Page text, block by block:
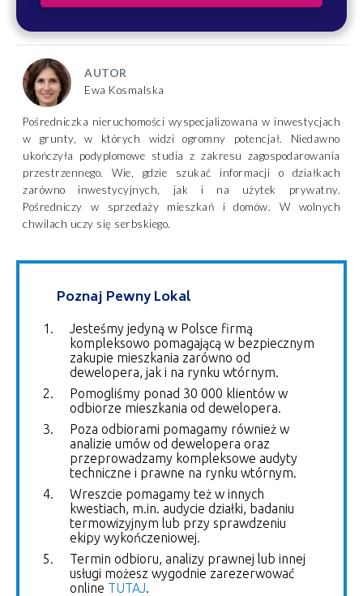
AUTOR
Ewa Kosmalska
Pośredniczka nieruchomości wyspecjalizowana w inwestycjach
w grunty, w których widzi ogromny potencjał. Niedawno
ukończyła podyplomowe studia z zakresu zagospodarowania
przestrzennego. Wie, gdzie szukać informacji o działkach
zarówno inwestycyjnych, jak i na użytek prywatny.
Pośredniczy w sprzedaży mieszkań i domów. W wolnych
chwilach uczy się serbskiego.
Poznaj Pewny Lokal
Jesteśmy jedyną w Polsce firmą
kompleksowo pomagającą w bezpiecznym
zakupie mieszkania zarówno od
dewelopera, jak i na rynku wtórnym.
Pomogliśmy ponad 30 000 klientów w
odbiorze mieszkania od dewelopera.
Poza odbiorami pomagamy również w
analizie umów od dewelopera oraz
przeprowadzamy kompleksowe audyty
techniczne i prawne na rynku wtórnym.
Wreszcie pomagamy też w innych
kwestiach, m.in. audycie działki, badaniu
termowizyjnym lub przy sprawdzeniu
ekipy wykończeniowej.
Termin odbioru, analizy prawnej lub innej
usługi możesz wygodnie zarezerwować
online TUTAJ.